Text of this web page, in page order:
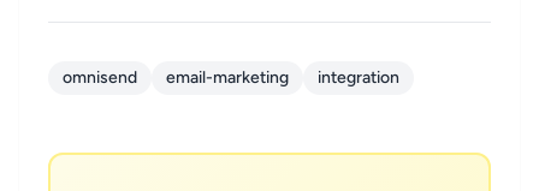
omnisend email-marketing integration